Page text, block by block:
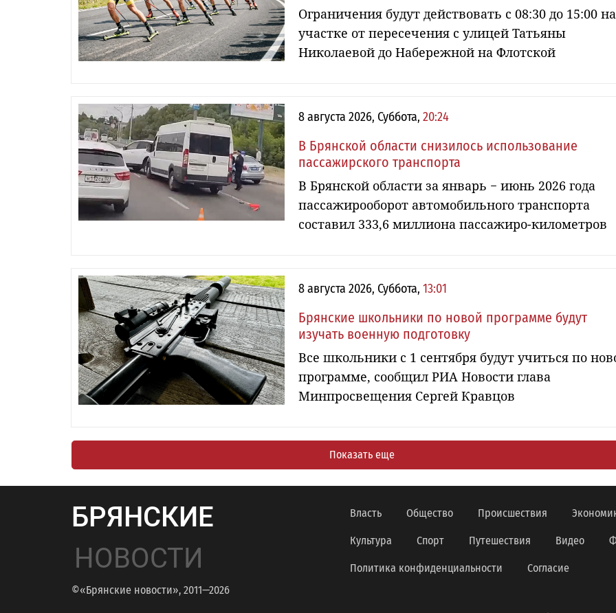
Ограничения будут действовать с 08:30 до 15:00 на
участке от пересечения с улицей Татьяны
Николаевой до Набережной на Флотской
8 августа 2026, Суббота, 20:24
В Брянской области снизилось использование
пассажирского транспорта
В Брянской области за январь − июнь 2026 года
пассажирооборот автомобильного транспорта
составил 333,6 миллиона пассажиро-километров
8 августа 2026, Суббота, 13:01
Брянские школьники по новой программе будут
изучать военную подготовку
Все школьники с 1 сентября будут учиться по
программе, сообщил РИА Новости глава
Минпросвещения Сергей Кравцов
Показать еще
БРЯНСКИЕ
НОВОСТИ
©«Брянские новости», 2011—2026
Власть Общество Происшествия
Культура Спорт Путешествия Видео
Политика конфиденциальности Согласие